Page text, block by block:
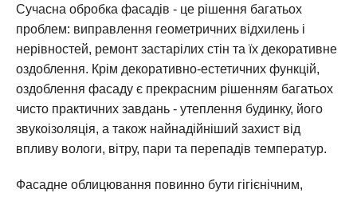
Сучасна обробка фасадів - це рішення багатьох
проблем: виправлення геометричних відхилень і
нерівностей, ремонт застарілих стін та їх декоративне
оздоблення. Крім декоративно-естетичних функцій,
оздоблення фасаду є прекрасним рішенням багатьох
чисто практичних завдань - утеплення будинку, його
звукоізоляція, а також найнадійніший захист від
впливу вологи, вітру, пари та перепадів температур.
Фасадне облицювання повинно бути гігієнічним,